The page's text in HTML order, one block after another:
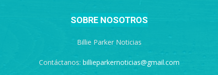
SOBRE NOSOTROS
Billie Parker Noticias
Contáctanos: billieparkernoticias@gmail.com